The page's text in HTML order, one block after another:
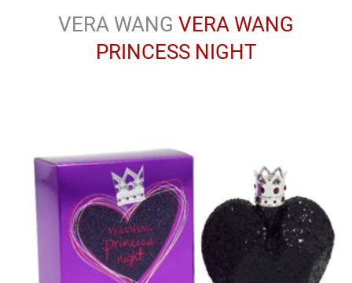
VERA WANG VERA WANG
PRINCESS NIGHT